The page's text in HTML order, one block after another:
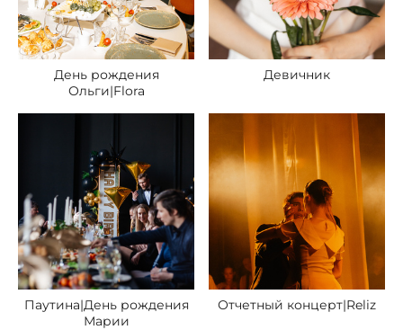
День рождения
Ольги|Flora
Девичник
Паутина|День рождения
Марии
Отчетный концерт|Reliz